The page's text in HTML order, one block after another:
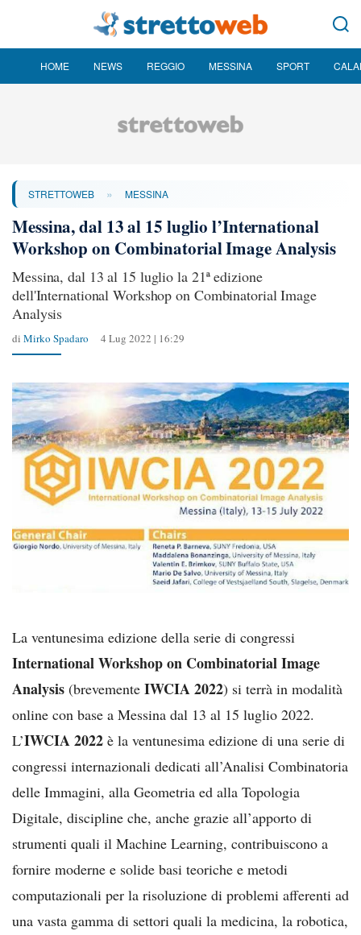
HOME NEWS REGGIO MESSINA SPORT
STRETTOWEB » MESSINA
Messina, dal 13 al 15 luglio l’International
Workshop on Combinatorial Image Analysis
Messina, dal 13 al 15 luglio la 21ª edizione
dell'International Workshop on Combinatorial Image
Analysis
di Mirko Spadaro 4 Lug 2022 | 16:29
La ventunesima edizione della serie di congressi
International Workshop on Combinatorial Image
Analysis (brevemente IWCIA 2022) si terrà in modalità
online con base a Messina dal 13 al 15 luglio 2022.
L’IWCIA 2022 è la ventunesima edizione di una serie di
congressi internazionali dedicati all’Analisi Combinatoria
delle Immagini, alla Geometria ed alla Topologia
Digitale, discipline che, anche grazie all’apporto di
strumenti quali il Machine Learning, contribuiscono a
fornire moderne e solide basi teoriche e metodi
computazionali per la risoluzione di problemi afferenti ad
una vasta gamma di settori quali la medicina, la robotica,